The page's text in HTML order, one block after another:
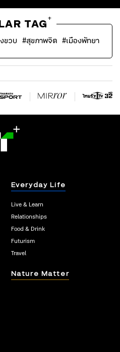
TAG
+
ขวบ #สุขภาพจิต #เมืองพัทยา
Everyday Life
Live & Learn
Relationships
Food & Drink
Futurism
Travel
Nature Matter